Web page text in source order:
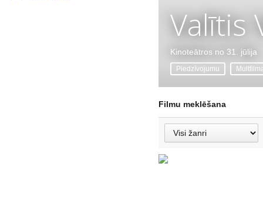
Valītis
Kinoteātros no 31. jūlija
Piedzīvojumu
Filmu meklēšana